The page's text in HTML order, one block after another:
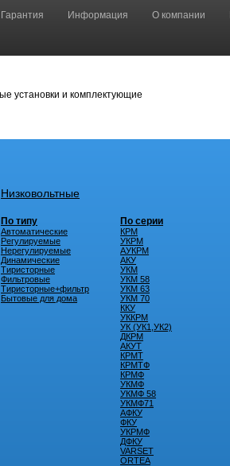
Гарантия Информация О компании
Низковольтные
По типу
Автоматические
Регулируемые
Нерегулируемые
Динамические
Тиристорные
Фильтровые
Тиристорные+фильтр
Бытовые для дома
По серии
КРМ
УКРМ
АУКРМ
АКУ
УКМ
УКМ 58
УКМ 63
УКМ 70
ККУ
УККРМ
УК (УК1,УК2)
ДКРМ
АКУТ
КРМТ
КРМТФ
КРМФ
УКМФ
УКМФ 58
УКМФ71
АФКУ
ФКУ
УКРМФ
ДФКУ
VARSET
ORTEA